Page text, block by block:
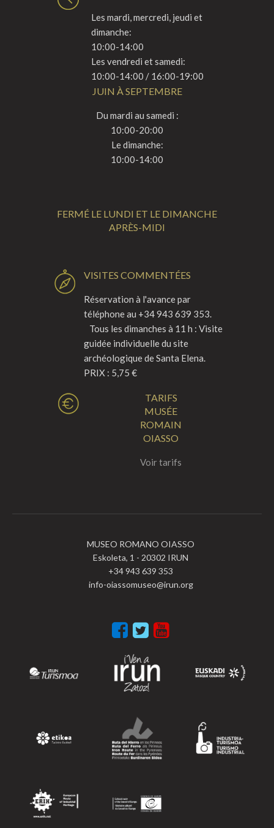
Les mardi, mercredi, jeudi et
dimanche:
10:00-14:00
Les vendredi et samedi:
10:00-14:00 / 16:00-19:00
JUIN À SEPTEMBRE
Du mardi au samedi :
10:00-20:00
Le dimanche:
10:00-14:00
FERMÉ LE LUNDI ET LE DIMANCHE
APRÈS-MIDI
VISITES COMMENTÉES
Réservation à l'avance par
téléphone au +34 943 639 353.
Tous les dimanches à 11 h : Visite
guidée individuelle du site
archéologique de Santa Elena.
PRIX : 5,75 €
TARIFS
MUSÉE
ROMAIN
OIASSO
Voir tarifs
MUSEO ROMANO OIASSO
Eskoleta, 1 - 20302 IRUN
+34 943 639 353
info-oiassomuseo@irun.org